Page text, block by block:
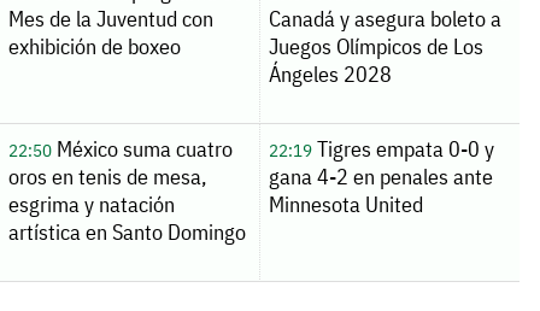
Mes de la Juventud con
exhibición de boxeo
Canadá y asegura boleto a
Juegos Olímpicos de Los
Ángeles 2028
22:50México suma cuatro
oros en tenis de mesa,
esgrima y natación
artística en Santo Domingo
22:19Tigres empata 0-0 y
gana 4-2 en penales ante
Minnesota United